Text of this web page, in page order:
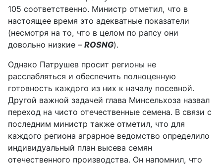
105 соответственно. Министр отметил, что в
настоящее время это адекватные показатели
(несмотря на то, что в целом по рапсу они
довольно низкие – ROSNG).
Однако Патрушев просит регионы не
расслабляться и обеспечить полноценную
готовность каждого из них к началу посевной.
Другой важной задачей глава Минсельхоза назвал
переход на чисто отечественные семена. В связи с
последним министр также отметил, что для
каждого региона аграрное ведомство определило
индивидуальный план высева семян
отечественного производства. Он напомнил, что